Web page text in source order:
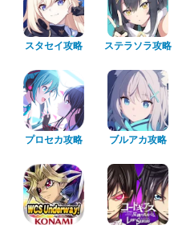
スタセイ攻略 ステラソラ攻略
プロセカ攻略 ブルアカ攻略